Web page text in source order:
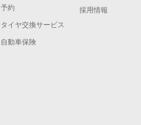
予約
タイヤ交換サービス
自動車保険
採用情報